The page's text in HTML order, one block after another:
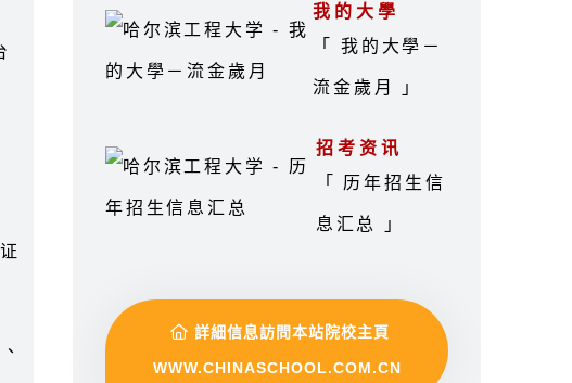
我的大學
「 我的大學－
流金歲月 」
招考资讯
「 历年招生信
息汇总 」
詳細信息訪問本站院校主頁
WWW.CHINASCHOOL.COM.CN